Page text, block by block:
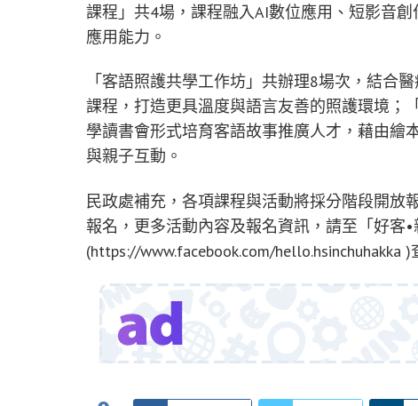
課程」共4場，課程融入AI數位應用、短影音
應用能力。
「客語照護共學工作坊」共辦理8場次，結合
課程，打造更具溫度與語言友善的照護環境；
學讀書會形式培育客語故事推廣人才，藉由繪
與親子互動。
民政處補充，各項課程與活動將採分階段開放
報名，更多活動內容及報名資訊，請至「好客
(https://www.facebook.com/hello.hsinchuhakka )